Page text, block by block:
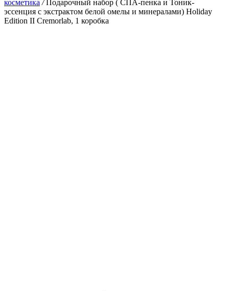
косметика /
Подарочный набор ( СПА-пенка и Тоник-
эссенция с экстрактом белой омелы и минералами) Holiday
Edition II Cremorlab, 1 коробка